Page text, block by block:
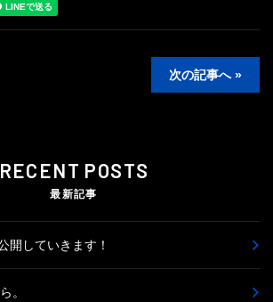
次の記事へ »
RECENT POSTS
最新記事
開していきます！
。